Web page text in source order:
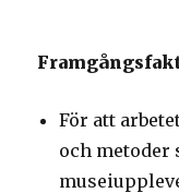
För att
och